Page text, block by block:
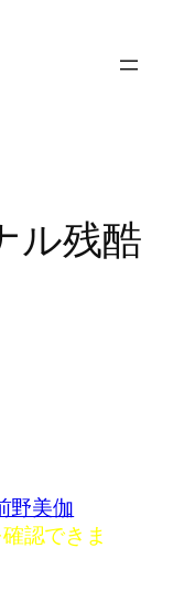
ル残酷
野美伽
認できま